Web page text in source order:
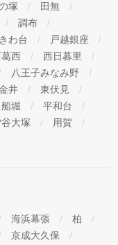
塚
田無
調布
わ台
戸越銀座
西
西日暮里
八王子みなみ野
井
東伏見
船堀
平和台
大塚
用賀
海浜幕張
柏
京成大久保